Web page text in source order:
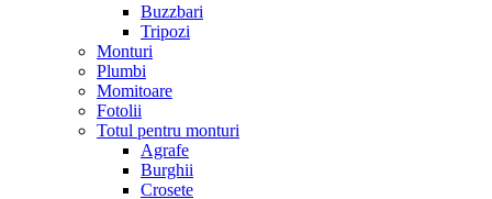
Buzzbari
Tripozi
Monturi
Plumbi
Momitoare
Fotolii
Totul pentru monturi
Agrafe
Burghii
Crosete